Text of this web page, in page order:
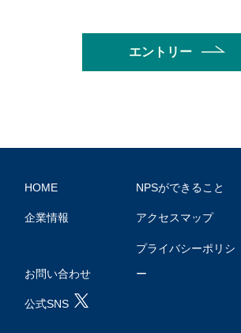
エントリー
HOME NPSができること
企業情報 アクセスマップ
お問い合わせ
プライバシーポリシ
ー
公式SNS